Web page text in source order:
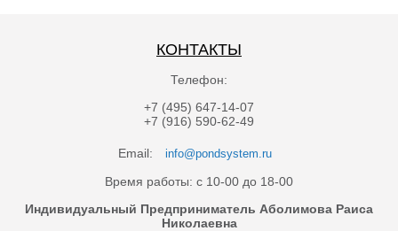
КОНТАКТЫ
Телефон:
+7 (495) 647-14-07
+7 (916) 590-62-49
Email: info@pondsystem.ru
Время работы: с 10-00 до 18-00
Индивидуальный Предприниматель Аболимова Раиса
Николаевна